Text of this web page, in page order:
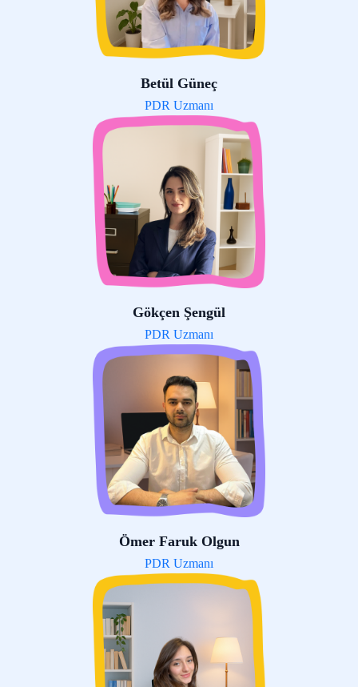
Betül Güneç
PDR Uzmanı
Gökçen Şengül
PDR Uzmanı
Ömer Faruk Olgun
PDR Uzmanı